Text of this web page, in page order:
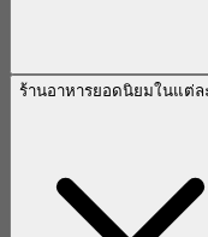
ร้านอาหารยอดนิยมในแต่ล